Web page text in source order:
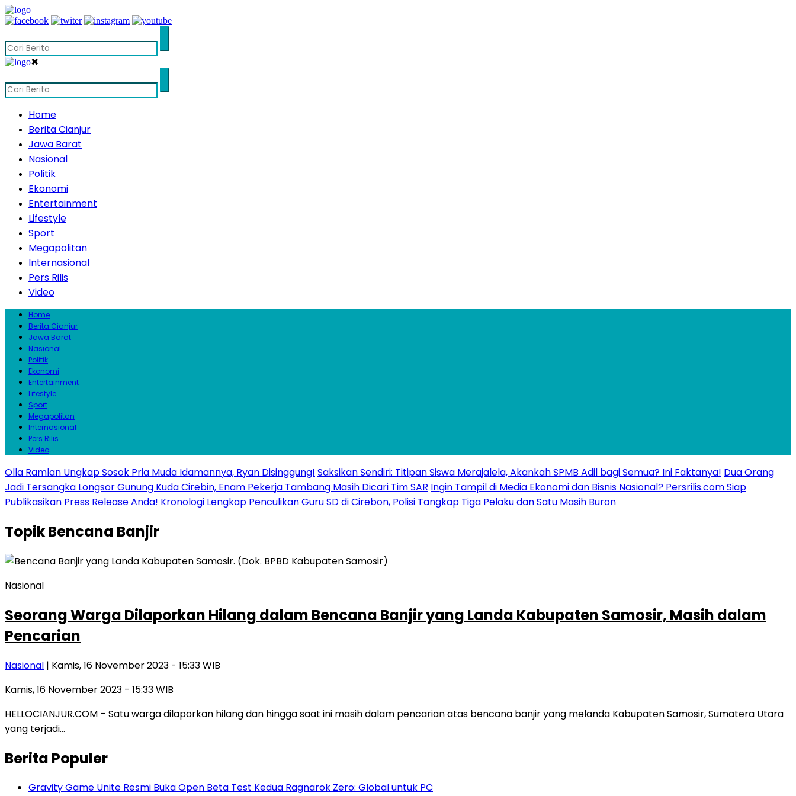
✖
Home
Berita Cianjur
Jawa Barat
Nasional
Politik
Ekonomi
Entertainment
Lifestyle
Sport
Megapolitan
Internasional
Pers Rilis
Video
Home
Berita Cianjur
Jawa Barat
Nasional
Politik
Ekonomi
Entertainment
Lifestyle
Sport
Megapolitan
Internasional
Pers Rilis
Video
Olla Ramlan Ungkap Sosok Pria Muda Idamannya, Ryan Disinggung! Saksikan Sendiri: Titipan Siswa Merajalela, Akankah SPMB Adil bagi Semua? Ini Faktanya! Dua Orang
Jadi Tersangka Longsor Gunung Kuda Cirebin, Enam Pekerja Tambang Masih Dicari Tim SAR Ingin Tampil di Media Ekonomi dan Bisnis Nasional? Persrilis.com Siap
Publikasikan Press Release Anda! Kronologi Lengkap Penculikan Guru SD di Cirebon, Polisi Tangkap Tiga Pelaku dan Satu Masih Buron
TopikBencana Banjir
Nasional
Seorang Warga Dilaporkan Hilang dalam Bencana Banjir yang Landa Kabupaten Samosir, Masih dalam
Pencarian
Nasional | Kamis, 16 November 2023 - 15:33 WIB
Kamis, 16 November 2023 - 15:33 WIB
HELLOCIANJUR.COM – Satu warga dilaporkan hilang dan hingga saat ini masih dalam pencarian atas bencana banjir yang melanda Kabupaten Samosir, Sumatera Utara
yang terjadi…
Berita Populer
Gravity Game Unite Resmi Buka Open Beta Test Kedua Ragnarok Zero: Global untuk PC